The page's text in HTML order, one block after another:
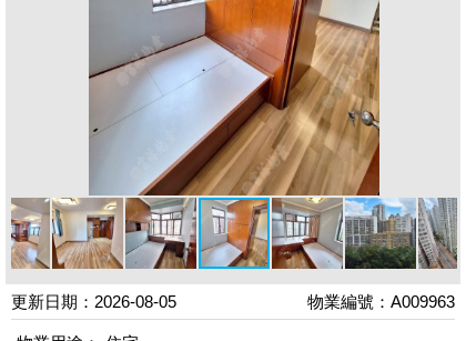
更新日期：2026-08-05 物業編號：A009963